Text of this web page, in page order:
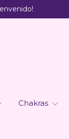
Chakras